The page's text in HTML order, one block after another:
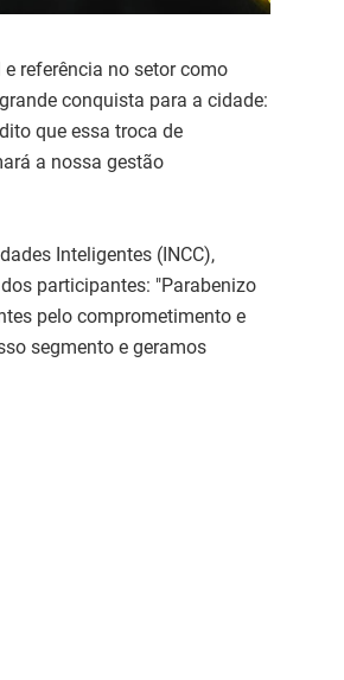
referência no setor como
conquista para a cidade:
que essa troca de
a nossa gestão
Inteligentes (INCC),
participantes: "Parabenizo
pelo comprometimento e
segmento e geramos